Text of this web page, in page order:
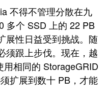
不得不管理分散在九
多个 SSD 上的 22 PB
展性日益受到挑战。随
须跟上步伐。现在，越
相同的 StorageGRID
扩展到数十 PB，才能